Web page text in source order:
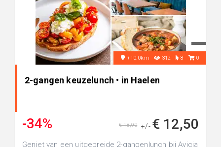
+10.0km 312 8 0
2-gangen keuzelunch • in Haelen
-34% +/- € 12,50
€ 18,90
Geniet van een uitgebreide 2-gangenlunch bij Avicia